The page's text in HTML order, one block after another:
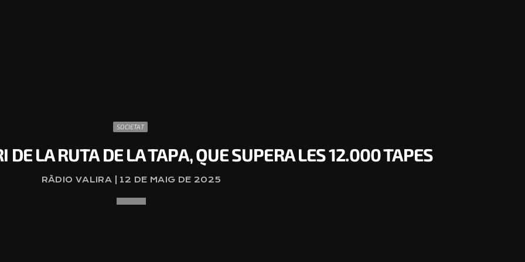
SOCIETAT
LA RUTA DE LA TAPA, QUE SUPERA LES 12.000 TAPES
RÀDIO VALIRA | 12 DE MAIG DE 2025